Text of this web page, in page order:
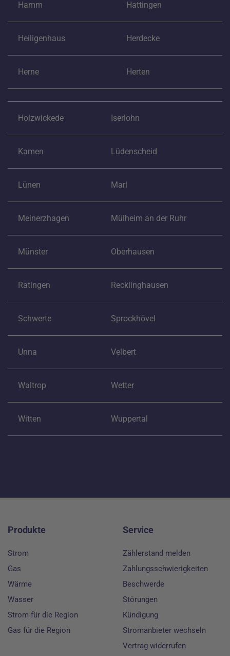
Hamm Hattingen
Heiligenhaus Herdecke
Herne Herten
Holzwickede Iserlohn
Kamen Lüdenscheid
Lünen Marl
Meinerzhagen Mülheim an der Ruhr
Münster Oberhausen
Ratingen Recklinghausen
Schwerte Sprockhövel
Unna Velbert
Waltrop Wetter
Witten Wuppertal
Produkte
Strom
Gas
Wärme
Wasser
Strom für die Region
Gas für die Region
Service
Zählerstand melden
Zahlungsschwierigkeiten
Beschwerde
Störungen
Kündigung
Stromanbieter wechseln
Vertrag widerrufen